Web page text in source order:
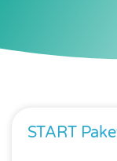
START